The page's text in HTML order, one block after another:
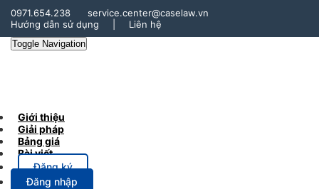
0971.654.238
service.center@caselaw.vn
Hướng dẫn sử dụng
Liên hệ
Toggle Navigation
Giới thiệu
Giải pháp
Bảng giá
Bài viết
Đăng ký
Đăng nhập